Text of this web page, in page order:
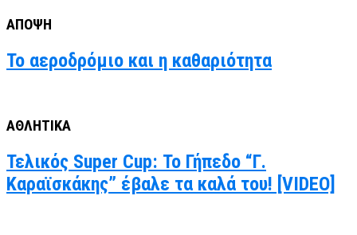
ΑΠΟΨΗ
Το αεροδρόμιο και η καθαριότητα
ΑΘΛΗΤΙΚΑ
Τελικός Super Cup: Το Γήπεδο “Γ.
Καραϊσκάκης” έβαλε τα καλά του! [VIDEO]